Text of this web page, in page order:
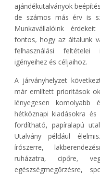
ajándékutalványok
de számos más érv is
Munkavállalóink
fontos, hogy az általunk
felhasználási feltételei
igényeihez és céljaihoz.
A járványhelyzet
már említett prioritások
lényegesen komolyabb
hétköznapi kiadásokra
fordítható, papíralapú
Utalvány például
írószerre,
ruházatra, cipőre,
egészségmegőrzésre,